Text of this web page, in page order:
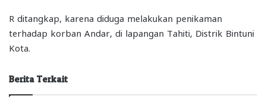
R ditangkap, karena diduga melakukan penikaman
terhadap korban Andar, di lapangan Tahiti, Distrik Bintuni
Kota.
Berita Terkait